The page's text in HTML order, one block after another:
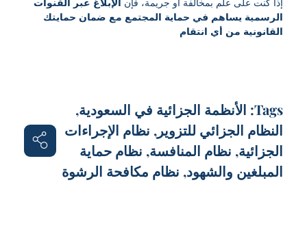
الرسمية يساهم في حماية المجتمع مع ضمان حمايتك
القانونية من أي انتقام
Tags: الأنظمة الجزائية في السعودية,
النظام الجزائي للتزوير , نظام الإجراءات
الجزائية, نظام المنافسة, نظام حماية
المبلغين والشهود, نظام مكافحة الرشوة